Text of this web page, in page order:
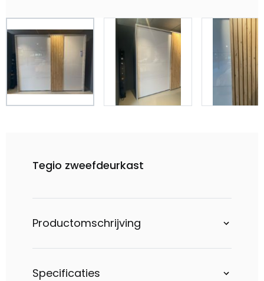
Tegio zweefdeurkast
Productomschrijving
Specificaties